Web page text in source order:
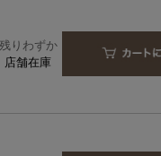
残りわずか
店舗在庫